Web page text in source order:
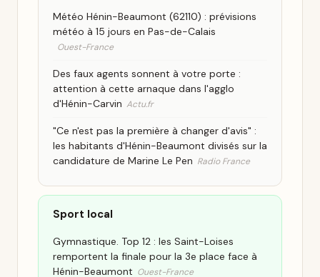
Météo Hénin-Beaumont (62110) : prévisions
météo à 15 jours en Pas-de-Calais
Ouest-France
Des faux agents sonnent à votre porte :
attention à cette arnaque dans l'agglo
d'Hénin-Carvin Actu.fr
"Ce n'est pas la première à changer d'avis" :
les habitants d'Hénin-Beaumont divisés sur la
candidature de Marine Le Pen Radio France
Sport local
Gymnastique. Top 12 : les Saint-Loises
remportent la finale pour la 3e place face à
Hénin-Beaumont Ouest-France